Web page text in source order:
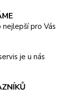
pro Vás
je u nás